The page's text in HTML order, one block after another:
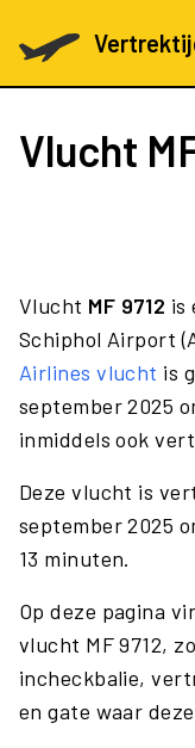
Vlucht
Vlucht MF 9712 is
Schiphol Airport
Airlines vlucht is
september 2025
inmiddels ook
Deze vlucht is
september 2025
13 minuten.
Op deze pagina
vlucht MF 9712,
incheckbalie,
en gate waar